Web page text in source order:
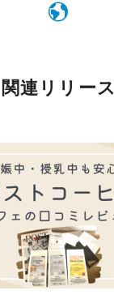
関連リリース